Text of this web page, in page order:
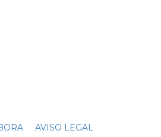
AVISO LEGAL